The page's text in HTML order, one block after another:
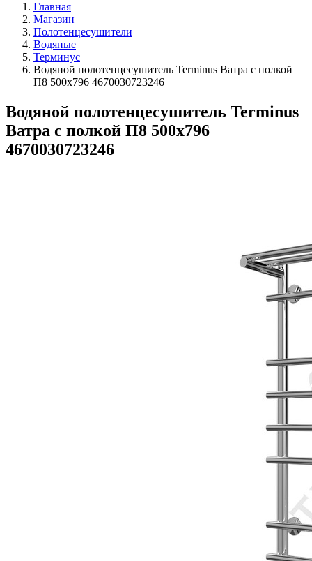
Главная
Магазин
Полотенцесушители
Водяные
Терминус
Водяной полотенцесушитель Terminus Ватра с полкой
П8 500х796 4670030723246
Водяной полотенцесушитель Terminus
Ватра с полкой П8 500х796
4670030723246